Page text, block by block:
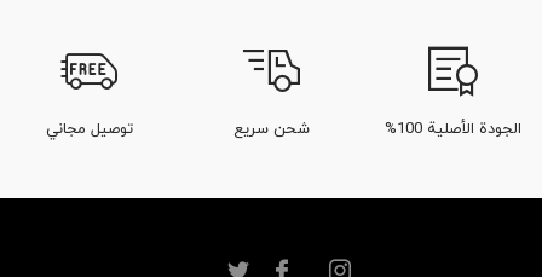
الجودة الأصلية 100% شحن سريع توصيل مجاني